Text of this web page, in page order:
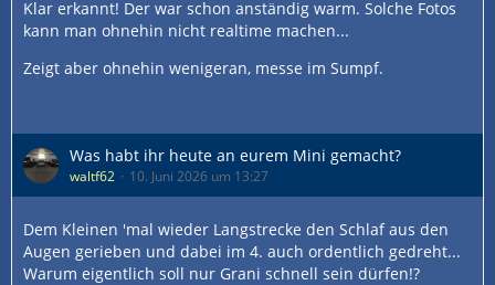
Klar erkannt! Der war schon anständig warm. Solche Fotos
kann man ohnehin nicht realtime machen...
Zeigt aber ohnehin wenigeran, messe im Sumpf.
Was habt ihr heute an eurem Mini gemacht?
waltf62 10. Juni 2026 um 13:27
Dem Kleinen 'mal wieder Langstrecke den Schlaf aus den
Augen gerieben und dabei im 4. auch ordentlich gedreht...
Warum eigentlich soll nur Grani schnell sein dürfen!?